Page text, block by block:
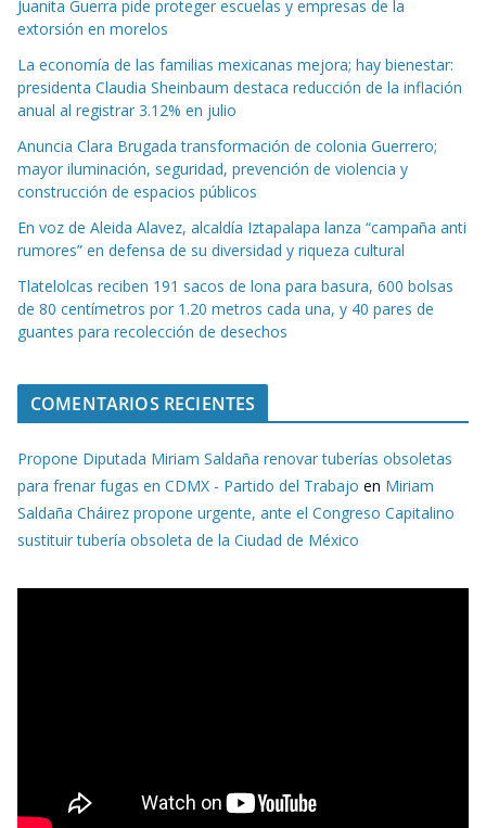
Juanita Guerra pide proteger escuelas y empresas de la
extorsión en morelos
La economía de las familias mexicanas mejora; hay bienestar:
presidenta Claudia Sheinbaum destaca reducción de la inflación
anual al registrar 3.12% en julio
Anuncia Clara Brugada transformación de colonia Guerrero;
mayor iluminación, seguridad, prevención de violencia y
construcción de espacios públicos
En voz de Aleida Alavez, alcaldía Iztapalapa lanza “campaña anti
rumores” en defensa de su diversidad y riqueza cultural
Tlatelolcas reciben 191 sacos de lona para basura, 600 bolsas
de 80 centímetros por 1.20 metros cada una, y 40 pares de
guantes para recolección de desechos
COMENTARIOS RECIENTES
Propone Diputada Miriam Saldaña renovar tuberías obsoletas
para frenar fugas en CDMX - Partido del Trabajo en Miriam
Saldaña Cháirez propone urgente, ante el Congreso Capitalino
sustituir tubería obsoleta de la Ciudad de México